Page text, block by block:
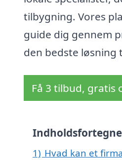
tilbygning. Vores
guide dig gennem
den bedste løsning
Få 3 tilbud, gratis
1) Hvad kan et